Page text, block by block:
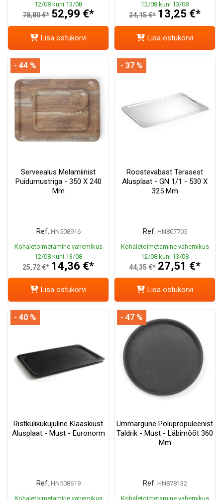
12/08 kuni 13/08
78,80 €* 52,99 €*
Lisa ostukorvi
12/08 kuni 13/08
24,15 €* 13,25 €*
Lisa ostukorvi
Serveealus Melamiinist
Puidumustriga - 350 X 240
Mm
Ref. HN508916
Kohaletoimetamine vahemikus
12/08 kuni 13/08
25,72 €* 14,36 €*
- 44 %
Lisa ostukorvi
Roostevabast Terasest
Alusplaat - GN 1/1 - 530 X
325 Mm
Ref. HN807705
Kohaletoimetamine vahemikus
12/08 kuni 13/08
44,35 €* 27,51 €*
- 37 %
Lisa ostukorvi
Ristkülikukujuline Klaaskiust
Alusplaat - Must - Euronorm
Ref. HN508619
Kohaletoimetamine vahemikus
- 40 %
Ümmargune Polüpropüleenist
Taldrik - Must - Läbimõõt 360
Mm
Ref. HN878132
Kohaletoimetamine vahemikus
- 47 %